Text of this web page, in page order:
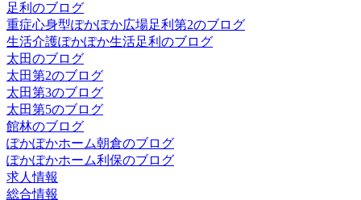
足利のブログ
重症心身型ぽかぽか広場足利第2のブログ
生活介護ぽかぽか生活足利のブログ
太田のブログ
太田第2のブログ
太田第3のブログ
太田第5のブログ
館林のブログ
ぽかぽかホーム朝倉のブログ
ぽかぽかホーム利保のブログ
求人情報
総合情報